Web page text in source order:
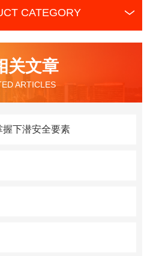
CATEGORY
关文章
ARTICLES
下潜安全要素